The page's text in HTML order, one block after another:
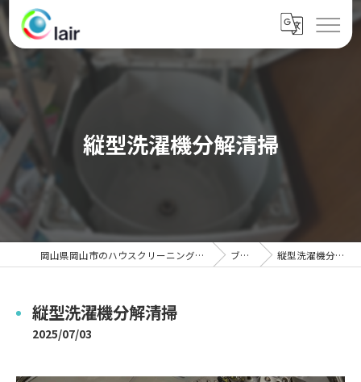
縦型洗濯機分解清掃
岡山県岡山市のハウスクリーニングならクレール ブログ 縦型洗濯機分解清掃
縦型洗濯機分解清掃
2025/07/03